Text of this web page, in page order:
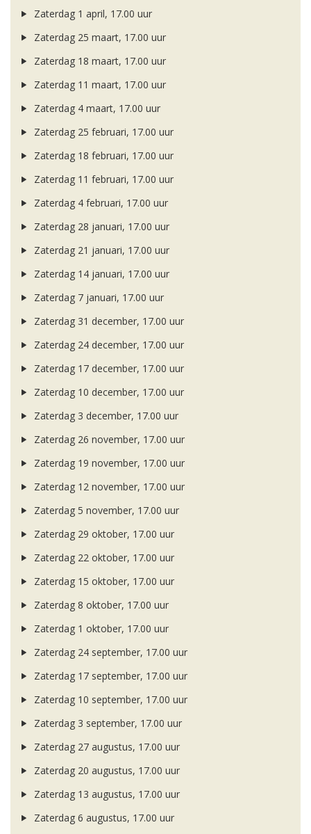
Zaterdag 1 april, 17.00 uur
Zaterdag 25 maart, 17.00 uur
Zaterdag 18 maart, 17.00 uur
Zaterdag 11 maart, 17.00 uur
Zaterdag 4 maart, 17.00 uur
Zaterdag 25 februari, 17.00 uur
Zaterdag 18 februari, 17.00 uur
Zaterdag 11 februari, 17.00 uur
Zaterdag 4 februari, 17.00 uur
Zaterdag 28 januari, 17.00 uur
Zaterdag 21 januari, 17.00 uur
Zaterdag 14 januari, 17.00 uur
Zaterdag 7 januari, 17.00 uur
Zaterdag 31 december, 17.00 uur
Zaterdag 24 december, 17.00 uur
Zaterdag 17 december, 17.00 uur
Zaterdag 10 december, 17.00 uur
Zaterdag 3 december, 17.00 uur
Zaterdag 26 november, 17.00 uur
Zaterdag 19 november, 17.00 uur
Zaterdag 12 november, 17.00 uur
Zaterdag 5 november, 17.00 uur
Zaterdag 29 oktober, 17.00 uur
Zaterdag 22 oktober, 17.00 uur
Zaterdag 15 oktober, 17.00 uur
Zaterdag 8 oktober, 17.00 uur
Zaterdag 1 oktober, 17.00 uur
Zaterdag 24 september, 17.00 uur
Zaterdag 17 september, 17.00 uur
Zaterdag 10 september, 17.00 uur
Zaterdag 3 september, 17.00 uur
Zaterdag 27 augustus, 17.00 uur
Zaterdag 20 augustus, 17.00 uur
Zaterdag 13 augustus, 17.00 uur
Zaterdag 6 augustus, 17.00 uur